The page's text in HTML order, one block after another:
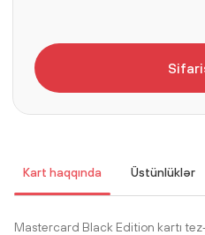
Kart haqqında Üstünlüklər
Mastercard Black Edition kartı